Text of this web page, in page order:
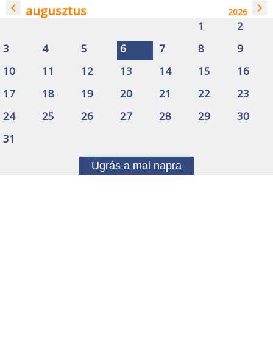
navigate_before augusztus 2026 navigate_next
1
2
3
4 5 6 7 8
9
10
11 12 13 14 15
16
17
18 19 20 21 22
23
24
25 26 27 28 29
30
31
Ugrás a mai napra